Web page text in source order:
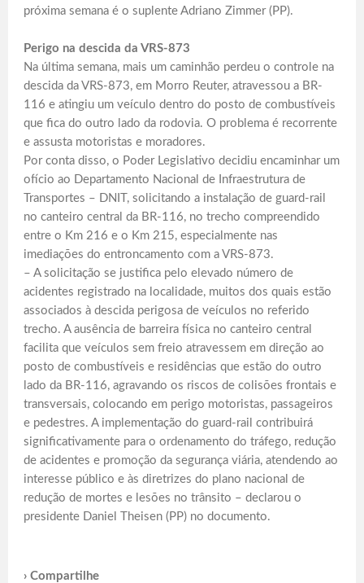
próxima semana é o suplente Adriano Zimmer (PP).
Perigo na descida da VRS-873
Na última semana, mais um caminhão perdeu o controle na
descida da VRS-873, em Morro Reuter, atravessou a BR-
116 e atingiu um veículo dentro do posto de combustíveis
que fica do outro lado da rodovia. O problema é recorrente
e assusta motoristas e moradores.
Por conta disso, o Poder Legislativo decidiu encaminhar um
ofício ao Departamento Nacional de Infraestrutura de
Transportes – DNIT, solicitando a instalação de guard-rail
no canteiro central da BR-116, no trecho compreendido
entre o Km 216 e o Km 215, especialmente nas
imediações do entroncamento com a VRS-873.
– A solicitação se justifica pelo elevado número de
acidentes registrado na localidade, muitos dos quais estão
associados à descida perigosa de veículos no referido
trecho. A ausência de barreira física no canteiro central
facilita que veículos sem freio atravessem em direção ao
posto de combustíveis e residências que estão do outro
lado da BR-116, agravando os riscos de colisões frontais e
transversais, colocando em perigo motoristas, passageiros
e pedestres. A implementação do guard-rail contribuirá
significativamente para o ordenamento do tráfego, redução
de acidentes e promoção da segurança viária, atendendo ao
interesse público e às diretrizes do plano nacional de
redução de mortes e lesões no trânsito – declarou o
presidente Daniel Theisen (PP) no documento.
› Compartilhe